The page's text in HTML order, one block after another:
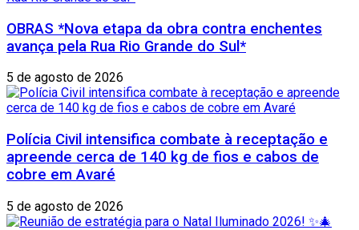
OBRAS *Nova etapa da obra contra enchentes
avança pela Rua Rio Grande do Sul*
5 de agosto de 2026
Polícia Civil intensifica combate à receptação e
apreende cerca de 140 kg de fios e cabos de
cobre em Avaré
5 de agosto de 2026